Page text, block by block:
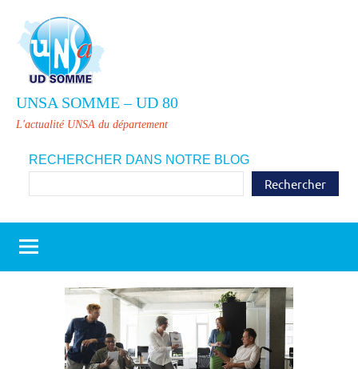
contenu
UNSA SOMME – UD 80
L'actualité UNSA du département
RECHERCHER DANS NOTRE BLOG
Rechercher